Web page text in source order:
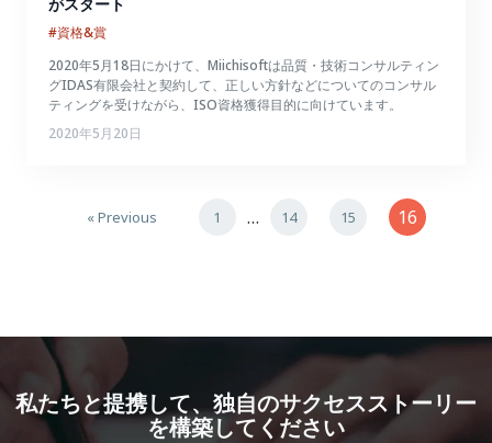
#資格&賞
2020年5月18日にかけて、Miichisoftは品質・技術コンサルティン
グIDAS有限会社と契約して、正しい方針などについてのコンサル
ティングを受けながら、ISO資格獲得目的に向けています。
2020年5月20日
« Previous 1 … 14 15 16
私たちと提携して、独自のサクセスストーリー
を構築してください